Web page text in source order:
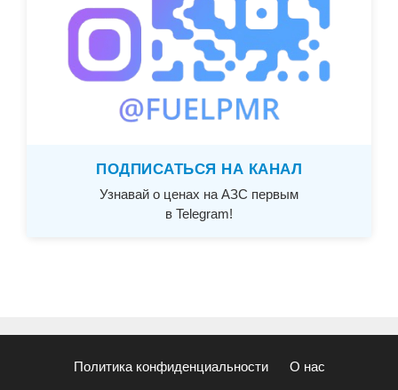
ПОДПИСАТЬСЯ НА КАНАЛ
Узнавай о ценах на АЗС первым
в Telegram!
Политика конфиденциальности О нас